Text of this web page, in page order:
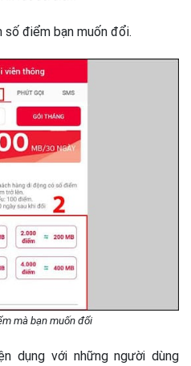
số điểm bạn muốn đổi.
mà bạn muốn đổi
dụng với những người dùng